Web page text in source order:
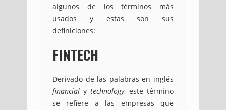
algunos de los términos más
usados y estas son sus
definiciones:
FINTECH
Derivado de las palabras en inglés
financial y technology, este término
se refiere a las empresas que